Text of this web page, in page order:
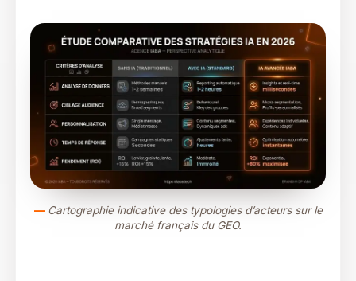
Cartographie indicative des typologies d’acteurs sur le
marché français du GEO.